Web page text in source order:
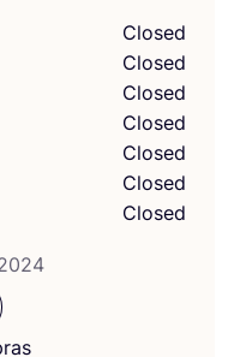
Closed
Closed
Closed
Closed
Closed
Closed
Closed